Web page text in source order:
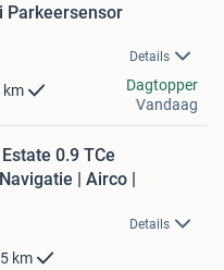
Parkeersensor
Details
km
Dagtopper
Vandaag
0.9 TCe
| Airco |
Details
km